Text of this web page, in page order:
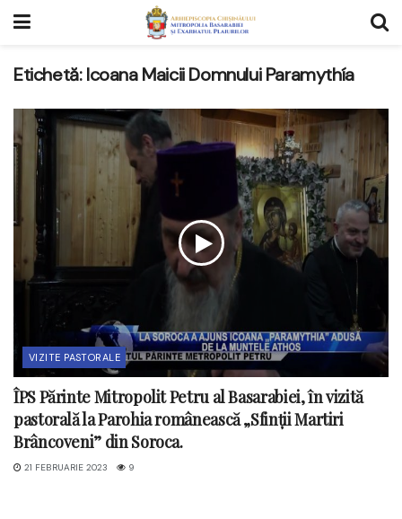
Etichetă:Icoana Maicii Domnului Paramythía
VIZITE PASTORALE
ÎPS Părinte Mitropolit Petru al Basarabiei, în vizită
pastorală la Parohia românească „Sfinții Martiri
Brâncoveni” din Soroca.
21 FEBRUARIE 2023 9